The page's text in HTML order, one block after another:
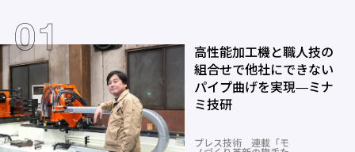
高性能加工機と職人技の
組合せで他社にできない
パイプ曲げを実現―ミナ
ミ技研
プレス技術 連載「モ